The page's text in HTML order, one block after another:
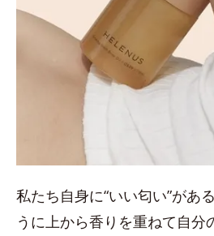
私たち自身に“いい匂い”があ
うに上から香りを重ねて自分